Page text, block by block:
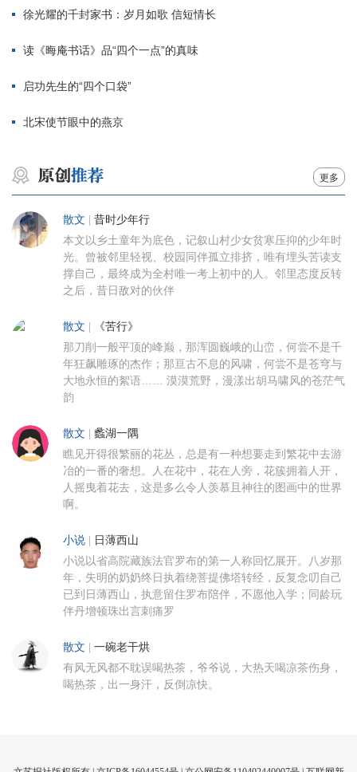
徐光耀的千封家书：岁月如歌 信短情长
读《晦庵书话》品“四个一点”的真味
启功先生的“四个口袋”
北宋使节眼中的燕京
更多
散文 昔时少年行
本文以乡土童年为底色，记叙山村少女贫寒压抑的少年时
光。曾被邻里轻视、校园同伴孤立排挤，唯有埋头苦读支
撑自己，最终成为全村唯一考上初中的人。邻里态度反转
之后，昔日敌对的伙伴
散文 《苦行》
那刀削一般平顶的峰巅，那浑圆巍峨的山峦，何尝不是千
年狂飙雕琢的杰作；那亘古不息的风啸，何尝不是苍穹与
大地永恒的絮语…… 漠漠荒野，漫漾出胡马啸风的苍茫气
韵
散文 蠡湖一隅
瞧见开得很繁丽的花丛，总是有一种想要走到繁花中去游
冶的一番的奢想。人在花中，花在人旁，花簇拥着人开，
人摇曳着花去，这是多么令人羡慕且神往的图画中的世界
啊。
小说 日薄西山
小说以省高院藏族法官罗布的第一人称回忆展开。八岁那
年，失明的奶奶终日执着绕菩提佛塔转经，反复念叨自己
已到日薄西山，执意留住罗布陪伴，不愿他入学；同龄玩
伴丹增顿珠出言刺痛罗
散文 一碗老干烘
有风无风都不耽误喝热茶，爷爷说，大热天喝凉茶伤身，
喝热茶，出一身汗，反倒凉快。